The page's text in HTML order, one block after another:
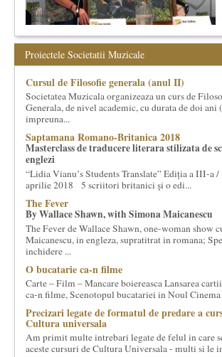
inceput cu muzica clasica - si de aici numele -, insa
dezvoltam proiecte si in alte domenii ale culturii.
Facem management cultural, dezvoltam si
proprii sau preluate, modele si sisteme de
cultural si consultanta. Organizam concursuri,
evenimente culturale, private sau publice, tinem
cultura generala muzicala, teatrala, filosofica si de
Cuvinte in plus despre proiect, despre cei care il
cei care il finantateaza sunt in rubricile de mai jos.
Proiectele Societatii Muzicale
Cursul de Filosofie generala (anul II)
Societatea Muzicala organizeaza un curs de
Generala, de nivel academic, cu durata de doi ani
impreuna...
Saptamana Romano-Britanica 2018
Masterclass de traducere literara stilizata de
englezi
“Lidia Vianu’s Students Translate” Ediția a III-a /
aprilie 2018 5 scriitori britanici şi o edi...
The Fever
By Wallace Shawn, with Simona Maicanescu
The Fever de Wallace Shawn, one-woman show
Maicanescu, in engleza, supratitrat in romana;
inchidere ...
O bucatarie ca-n filme
Carte – Film – Mancare boiereasca Lansarea
ca-n filme, Scenotopul bucatariei in Noul Cinema
Precizari legate de formatul de predare a
Cultura universala
Am primit multe intrebari legate de felul in care
aceste cursuri de Cultura Universala - multi si le